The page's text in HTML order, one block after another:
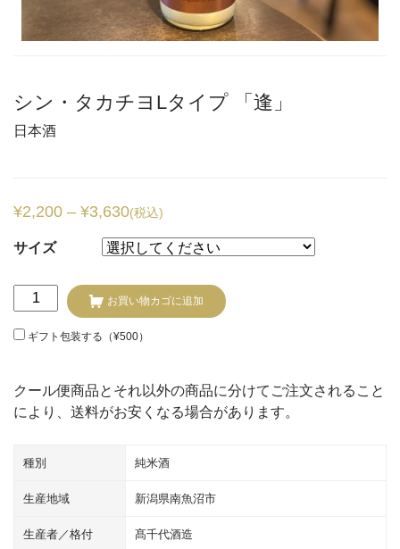
シン・タカチヨLタイプ 「逢」
日本酒
¥2,200 – ¥3,630(税込)
サイズ
ン・
タ
ヨ
L
イ
「逢」
個
お買い物カゴに追加
ギフト包装する（¥500）
クール便商品とそれ以外の商品に分けてご注文されること
により、送料がお安くなる場合があります。
種別 純米酒
生産地域 新潟県南魚沼市
生産者／格付 髙千代酒造